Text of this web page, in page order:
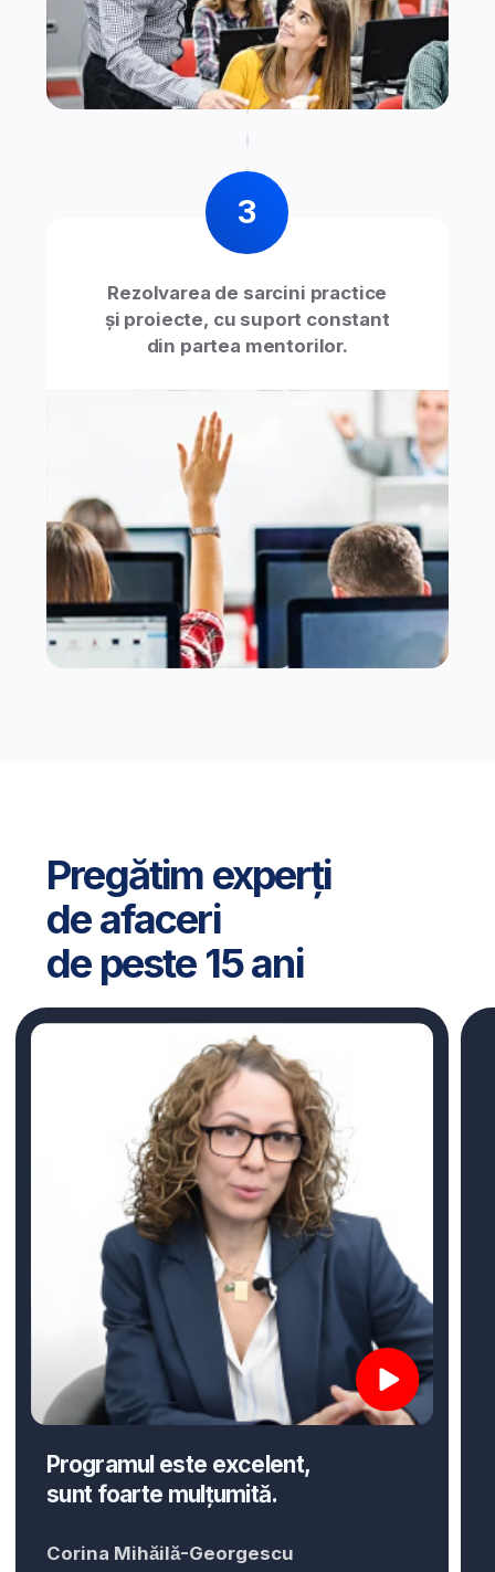
Studiul online presupune acces la materiale
didactice, proiecte practice și
sprijin din partea
mentorilor, cu posibilitatea de a combina obligațiile
studiu cu cele profesionale sau personale.
Cursuri online
Înscrieți-vă
Mai sunt doar locuri disponibile!
*Viitorilor participanți li se oferă și alte opțiuni flexibile
Transilvania. Mai multe informații după înregistrare.
Oferta expiră în: 1d 03h 48m 51s
progres mai rapid
oricând
Învățați ușor, printr-o platformă
online modernă și eficientă
Participați la cursurile live –
de oriunde vă este comod
Doriți să
vă îmbunătățiți
cariera?
Înscrieți-vă!
Înscrieți-vă